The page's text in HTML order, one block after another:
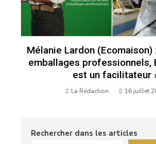
Mélanie Lardon (Ecomaison)
emballages professionnels,
est un facilitateur
La Rédaction 16 juillet
Rechercher dans les articles